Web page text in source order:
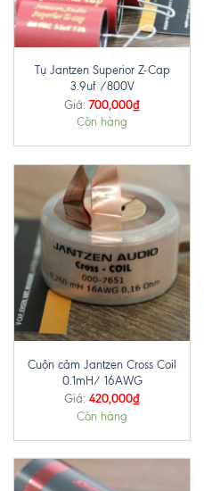
Tụ Jantzen Superior Z-Cap
3.9uf /800V
Giá: 700,000₫
Còn hàng
Cuộn cảm Jantzen Cross Coil
0.1mH/ 16AWG
Giá: 420,000₫
Còn hàng